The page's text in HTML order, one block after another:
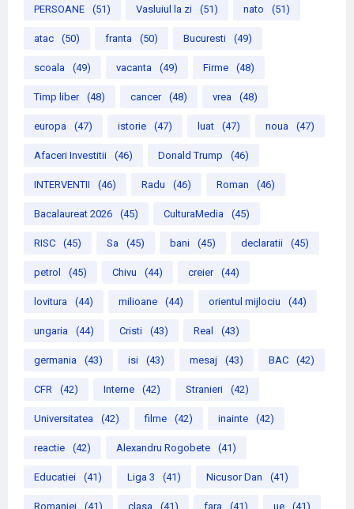
PERSOANE (51) Vasluiul la zi (51) nato (51)
atac (50) franta (50) Bucuresti (49)
scoala (49) vacanta (49) Firme (48)
Timp liber (48) cancer (48) vrea (48)
europa (47) istorie (47) luat (47) noua (47)
Afaceri Investitii (46) Donald Trump (46)
INTERVENTII (46) Radu (46) Roman (46)
Bacalaureat 2026 (45) CulturaMedia (45)
RISC (45) Sa (45) bani (45) declaratii (45)
petrol (45) Chivu (44) creier (44)
lovitura (44) milioane (44) orientul mijlociu (44)
ungaria (44) Cristi (43) Real (43)
germania (43) isi (43) mesaj (43) BAC (42)
CFR (42) Interne (42) Stranieri (42)
Universitatea (42) filme (42) inainte (42)
reactie (42) Alexandru Rogobete (41)
Educatiei (41) Liga 3 (41) Nicusor Dan (41)
Romaniei (41) clasa (41) fara (41) ue (41)